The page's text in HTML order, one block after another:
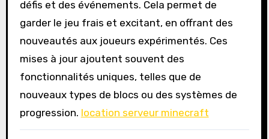
défis et des événements. Cela permet de
garder le jeu frais et excitant, en offrant des
nouveautés aux joueurs expérimentés. Ces
mises à jour ajoutent souvent des
fonctionnalités uniques, telles que de
nouveaux types de blocs ou des systèmes de
progression. location serveur minecraft